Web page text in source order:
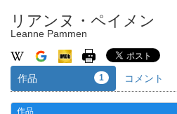
リアンヌ・ペイメン
Leanne Pammen
作品 1 コメント
作品